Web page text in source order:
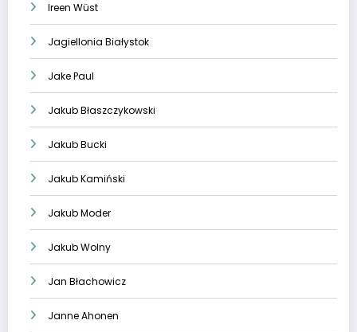
Ireen Wüst
Jagiellonia Białystok
Jake Paul
Jakub Błaszczykowski
Jakub Bucki
Jakub Kamiński
Jakub Moder
Jakub Wolny
Jan Błachowicz
Janne Ahonen